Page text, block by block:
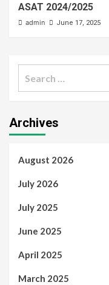
ASAT 2024/2025
admin June 17, 2025
Archives
August 2026
July 2026
July 2025
June 2025
April 2025
March 2025